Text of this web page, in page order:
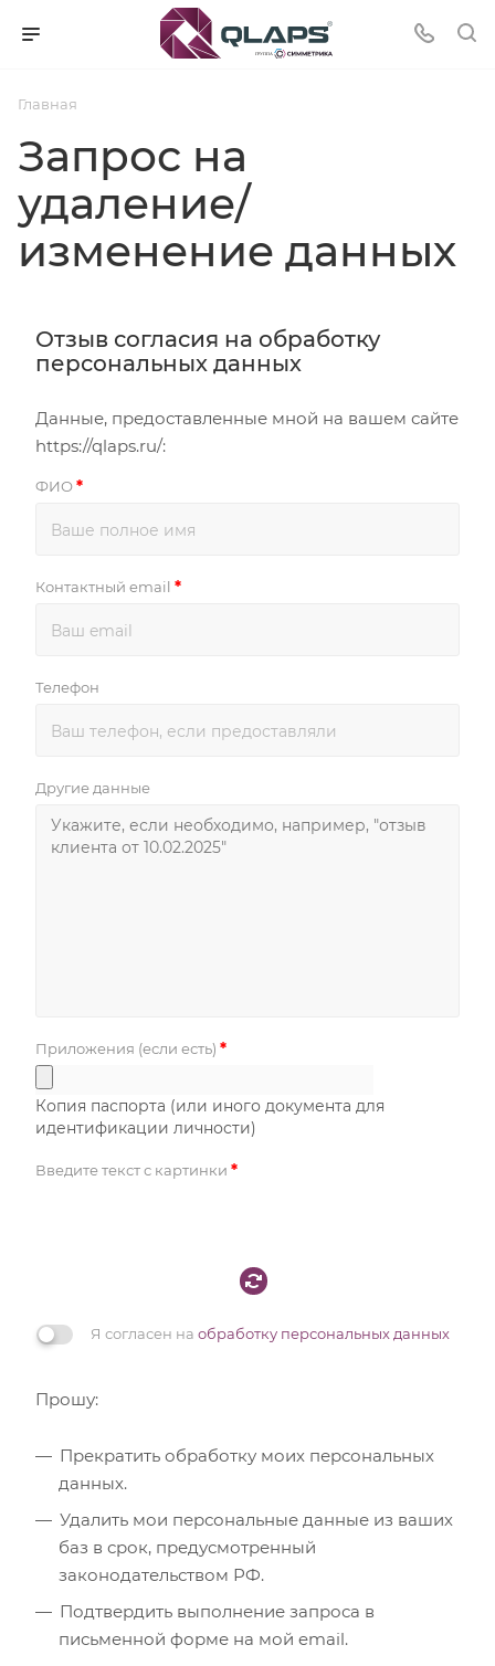
Главная
Запрос на
удаление/
изменение данных
Отзыв согласия на обработку
персональных данных
Данные, предоставленные мной на вашем сайте
https://qlaps.ru/:
ФИО*
Контактный email *
Телефон
Другие данные
Приложения (если есть) *
Копия паспорта (или иного документа для
идентификации личности)
Введите текст с картинки *
Я согласен на обработку персональных данных
Прошу:
Прекратить обработку моих персональных
данных.
Удалить мои персональные данные из ваших
баз в срок, предусмотренный
законодательством РФ.
Подтвердить выполнение запроса в
письменной форме на мой email.